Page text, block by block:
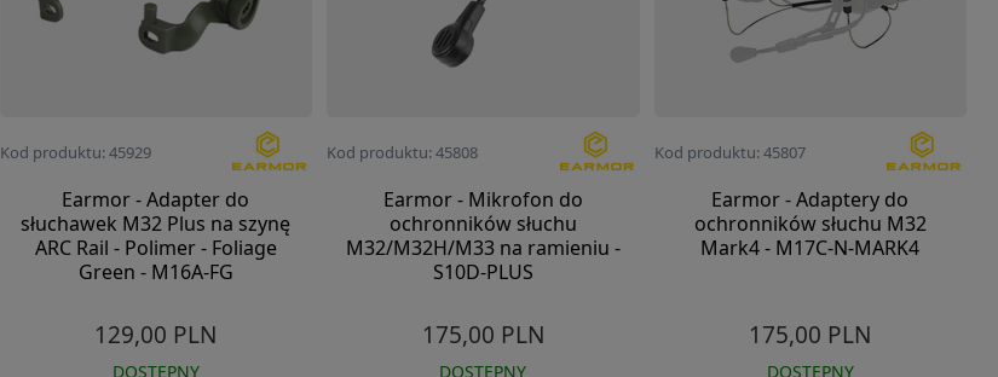
Kod produktu: 45929
Earmor - Adapter do
słuchawek M32 Plus na szynę
ARC Rail - Polimer - Foliage
Green - M16A-FG
129,00 PLN
DOSTĘPNY
Kod produktu: 45808
Earmor - Mikrofon do
ochronników słuchu
M32/M32H/M33 na ramieniu -
S10D-PLUS
175,00 PLN
DOSTĘPNY
Kod produktu: 45807
Earmor - Adaptery do
ochronników słuchu M32
Mark4 - M17C-N-MARK4
175,00 PLN
DOSTĘPNY